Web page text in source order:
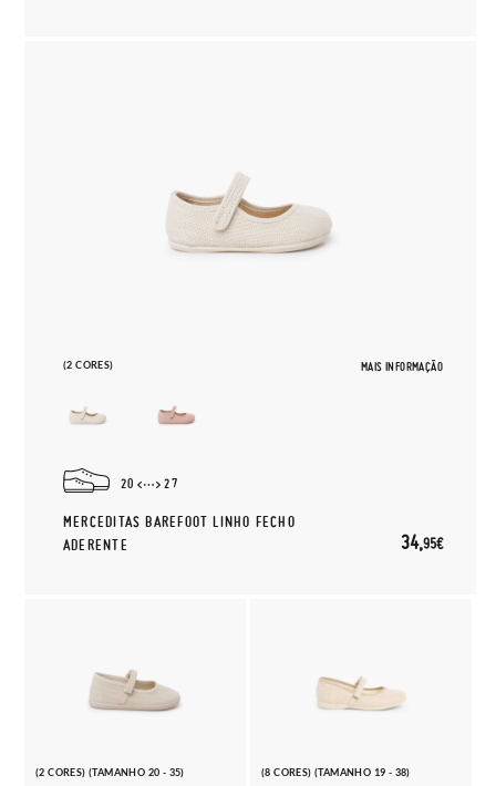
(2 CORES) MAIS INFORMAÇÃO
20 27
MERCEDITAS BAREFOOT LINHO FECHO
ADERENTE
34,95€
(2 CORES) (TAMANHO 20 - 35) (8 CORES) (TAMANHO 19 - 38)